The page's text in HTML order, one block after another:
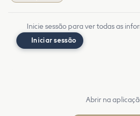
Inicie sessão para ver todas as
Iniciar sessão
Abrir na